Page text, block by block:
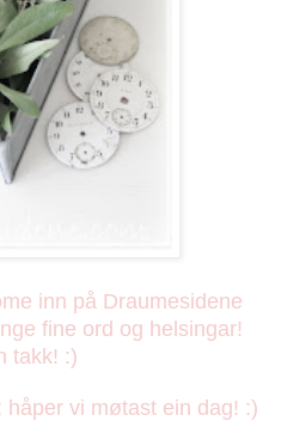
inn på Draumesidene
fine ord og helsingar!
takk! :)
vi møtast ein dag! :)